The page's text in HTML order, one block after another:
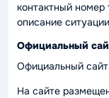
контактный
описание
Официальный
Официальный
На сайте